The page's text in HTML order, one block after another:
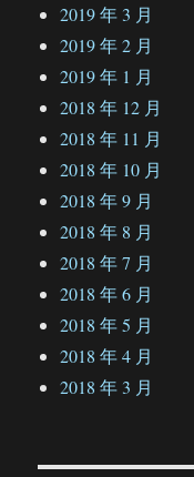
2019 年 3 月
2019 年 2 月
2019 年 1 月
2018 年 12 月
2018 年 11 月
2018 年 10 月
2018 年 9 月
2018 年 8 月
2018 年 7 月
2018 年 6 月
2018 年 5 月
2018 年 4 月
2018 年 3 月